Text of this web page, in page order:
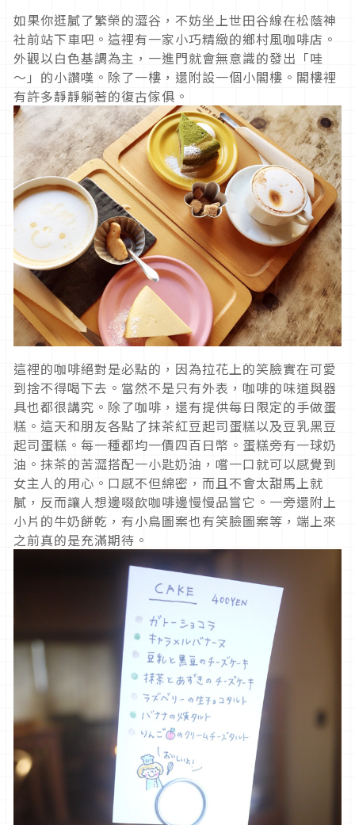
如果你逛膩了繁榮的澀谷，不妨坐上世田谷線在松蔭神
社前站下車吧。這裡有一家小巧精緻的鄉村風咖啡店。
外觀以白色基調為主，一進門就會無意識的發出「哇
～」的小讚嘆。除了一樓，還附設一個小閣樓。閣樓裡
有許多靜靜躺著的復古傢俱。
這裡的咖啡絕對是必點的，因為拉花上的笑臉實在可愛
到捨不得喝下去。當然不是只有外表，咖啡的味道與器
具也都很講究。除了咖啡，還有提供每日限定的手做蛋
糕。這天和朋友各點了抹茶紅豆起司蛋糕以及豆乳黑豆
起司蛋糕。每一種都均一價四百日幣。蛋糕旁有一球奶
油。抹茶的苦澀搭配一小匙奶油，嚐一口就可以感覺到
女主人的用心。口感不但綿密，而且不會太甜馬上就
膩，反而讓人想邊啜飲咖啡邊慢慢品嘗它。一旁還附上
小片的牛奶餅乾，有小鳥圖案也有笑臉圖案等，端上來
之前真的是充滿期待。